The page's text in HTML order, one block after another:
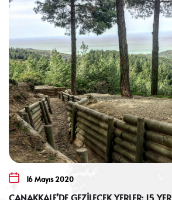
16 Mayıs 2020
ÇANAKKALE’DE GEZİLECEK YERLER; 15 YER